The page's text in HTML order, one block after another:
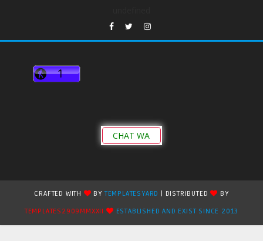
CHAT WA
CRAFTED WITH BYTEMPLATESYARD | DISTRIBUTED
BY
TEMPLATES2909MMXXII
ESTABLISHED AND EXIST SINCE 2013